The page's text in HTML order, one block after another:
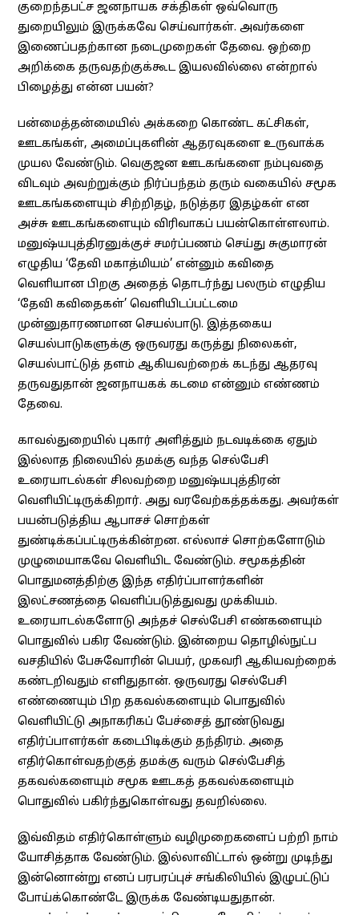
குறைந்தபட்ச ஜனநாயக சக்திகள் ஒவ்வொரு
துறையிலும் இருக்கவே செய்வார்கள். அவர்களை
இணைப்பதற்கான நடைமுறைகள் தேவை. ஒற்றை
அறிக்கை தருவதற்குக்கூட இயலவில்லை என்றால்
பிழைத்து என்ன பயன்?
பன்மைத்தன்மையில் அக்கறை கொண்ட கட்சிகள்,
ஊடகங்கள், அமைப்புகளின் ஆதரவுகளை உருவாக்க
முயல வேண்டும். வெகுஜன ஊடகங்களை நம்புவதை
விடவும் அவற்றுக்கும் நிர்ப்பந்தம் தரும் வகையில் சமூக
ஊடகங்களையும் சிற்றிதழ், நடுத்தர இதழ்கள் என
அச்சு ஊடகங்களையும் விரிவாகப் பயன்கொள்ளலாம்.
மனுஷ்யபுத்திரனுக்குச் சமர்ப்பணம் செய்து சுகுமாரன்
எழுதிய ‘தேவி மகாத்மியம்’ என்னும் கவிதை
வெளியான பிறகு அதைத் தொடர்ந்து பலரும் எழுதிய
‘தேவி கவிதைகள்’ வெளியிடப்பட்டமை
முன்னுதாரணமான செயல்பாடு. இத்தகைய
செயல்பாடுகளுக்கு ஒருவரது கருத்து நிலைகள்,
செயல்பாட்டுத் தளம் ஆகியவற்றைக் கடந்து ஆதரவு
தருவதுதான் ஜனநாயகக் கடமை என்னும் எண்ணம்
தேவை.
காவல்துறையில் புகார் அளித்தும் நடவடிக்கை ஏதும்
இல்லாத நிலையில் தமக்கு வந்த செல்பேசி
உரையாடல்கள் சிலவற்றை மனுஷ்யபுத்திரன்
வெளியிட்டிருக்கிறார். அது வரவேற்கத்தக்கது. அவர்கள்
பயன்படுத்திய ஆபாசச் சொற்கள்
துண்டிக்கப்பட்டிருக்கின்றன. எல்லாச் சொற்களோடும்
முழுமையாகவே வெளியிட வேண்டும். சமூகத்தின்
பொதுமனத்திற்கு இந்த எதிர்ப்பாளர்களின்
இலட்சணத்தை வெளிப்படுத்துவது முக்கியம்.
உரையாடல்களோடு அந்தச் செல்பேசி எண்களையும்
பொதுவில் பகிர வேண்டும். இன்றைய தொழில்நுட்ப
வசதியில் பேசுவோரின் பெயர், முகவரி ஆகியவற்றைக்
கண்டறிவதும் எளிதுதான். ஒருவரது செல்பேசி
எண்ணையும் பிற தகவல்களையும் பொதுவில்
வெளியிட்டு அநாகரிகப் பேச்சைத் தூண்டுவது
எதிர்ப்பாளர்கள் கடைபிடிக்கும் தந்திரம். அதை
எதிர்கொள்வதற்குத் தமக்கு வரும் செல்பேசித்
தகவல்களையும் சமூக ஊடகத் தகவல்களையும்
பொதுவில் பகிர்ந்துகொள்வது தவறில்லை.
இவ்விதம் எதிர்கொள்ளும் வழிமுறைகளைப் பற்றி நாம்
யோசித்தாக வேண்டும். இல்லாவிட்டால் ஒன்று முடிந்து
இன்னொன்று எனப் பரபரப்புச் சங்கிலியில் இழுபட்டுப்
போய்க்கொண்டே இருக்க வேண்டியதுதான்.